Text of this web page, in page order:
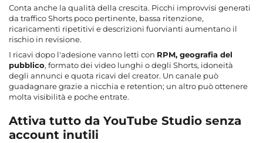
Conta anche la qualità della crescita. Picchi improvvisi generati
da traffico Shorts poco pertinente, bassa ritenzione,
ricaricamenti ripetitivi e descrizioni fuorvianti aumentano il
rischio in revisione.
I ricavi dopo l'adesione vanno letti con RPM, geografia del
pubblico, formato dei video lunghi o degli Shorts, idoneità
degli annunci e quota ricavi del creator. Un canale può
guadagnare grazie a nicchia e retention; un altro può ottenere
molta visibilità e poche entrate.
Attiva tutto da YouTube Studio senza
account inutili